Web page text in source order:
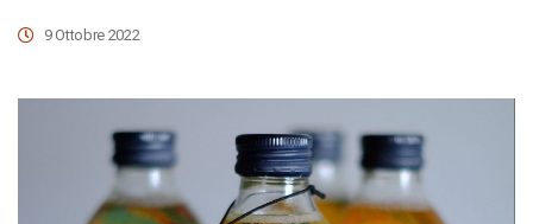
9 Ottobre 2022